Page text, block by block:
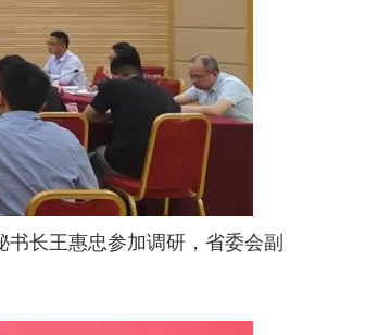
长王惠忠参加调研，省委会副